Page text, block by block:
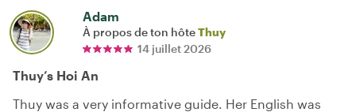
Adam
À propos de ton hôteThuy
14 juillet 2026
Thuy’s Hoi An
Thuy was a very informative guide. Her English was